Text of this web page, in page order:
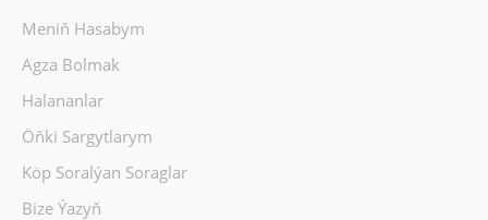
Meniň Hasabym
Agza Bolmak
Halananlar
Öňki Sargytlarym
Köp Soralýan Soraglar
Bize Ýazyň